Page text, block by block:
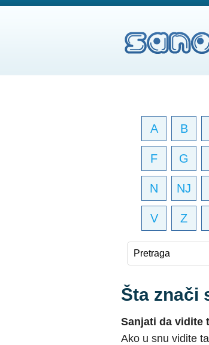
A B
F G
N NJ
V Z
Šta znači
Sanjati da vidite
Ako u snu vidite